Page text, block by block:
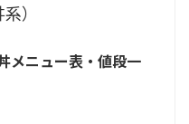
）
メニュー表・値段一